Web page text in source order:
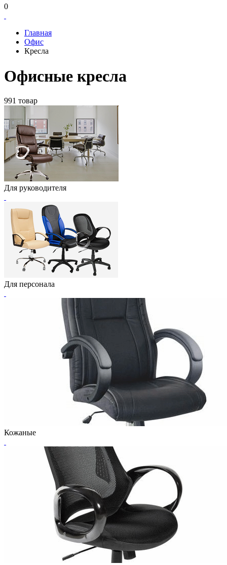
0
Главная
Офис
Кресла
Офисные кресла
991 товар
Для руководителя
Для персонала
Кожаные